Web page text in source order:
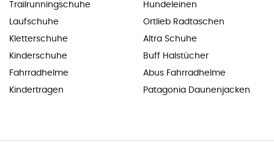
Trailrunningschuhe
Laufschuhe
Kletterschuhe
Kinderschuhe
Fahrradhelme
Kindertragen
Hundeleinen
Ortlieb Radtaschen
Altra Schuhe
Buff Halstücher
Abus Fahrradhelme
Patagonia Daunenjacken